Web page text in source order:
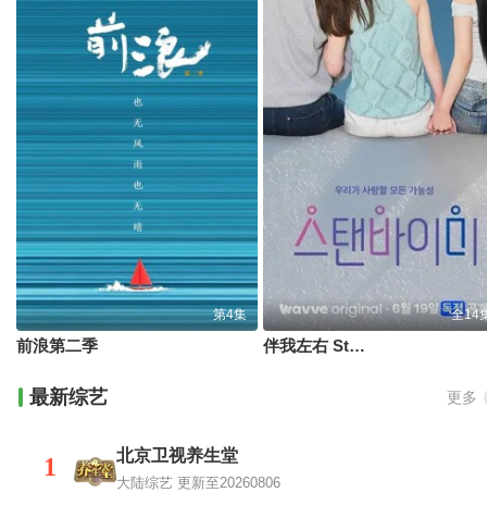
第4集
前浪第二季
全14
伴我左右 Stand BI Me
最新综艺 更多
1 北京卫视养生堂
大陆综艺 更新至20260806